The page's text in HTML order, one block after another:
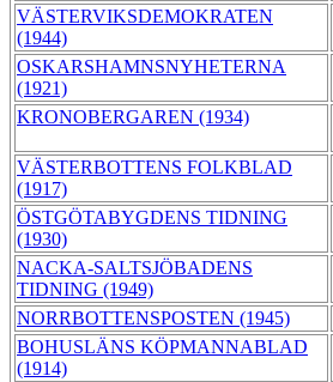
VÄSTERVIKSDEMOKRATEN
(1944)
OSKARSHAMNSNYHETERNA
(1921)
KRONOBERGAREN (1934)
VÄSTERBOTTENS FOLKBLAD
(1917)
ÖSTGÖTABYGDENS TIDNING
(1930)
NACKA-SALTSJÖBADENS
TIDNING (1949)
NORRBOTTENSPOSTEN (1945)
BOHUSLÄNS KÖPMANNABLAD
(1914)